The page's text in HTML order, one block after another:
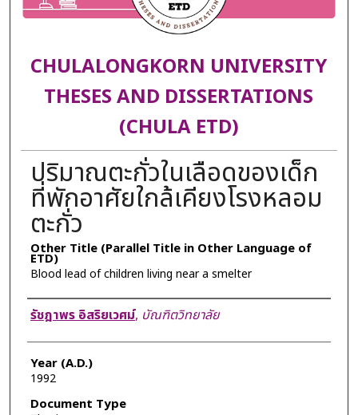
CHULALONGKORN UNIVERSITY
THESES AND DISSERTATIONS
(CHULA ETD)
ปริมาณตะกั่วในเลือดของเด็ก
ที่พักอาศัยใกล้เคียงโรงหลอม
ตะกั่ว
Other Title (Parallel Title in Other Language of
ETD)
Blood lead of children living near a smelter
Author
รัชฎาพร อิสริยเวศม์, บัณฑิตวิทยาลัย
Year (A.D.)
1992
Document Type